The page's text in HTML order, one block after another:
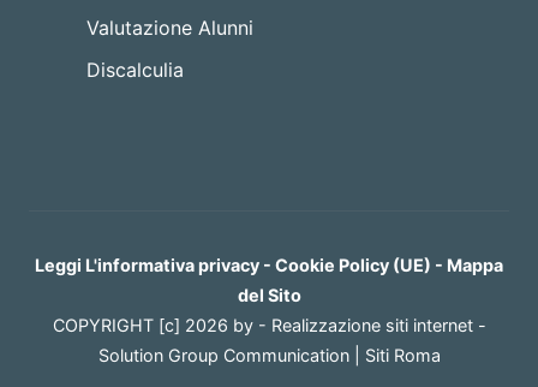
Valutazione Alunni
Discalculia
Leggi L'informativa privacy - Cookie Policy (UE) - Mappa
del Sito
COPYRIGHT [c] 2026 by - Realizzazione siti internet-
Solution Group Communication| Siti Roma